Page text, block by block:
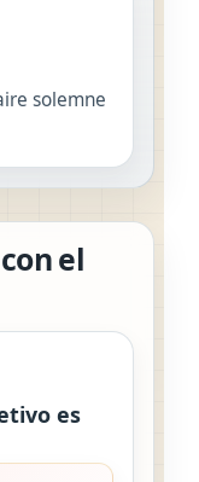
solemne
el
es